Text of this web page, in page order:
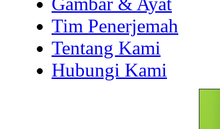
Tim Penerjemah
Tentang Kami
Hubungi Kami